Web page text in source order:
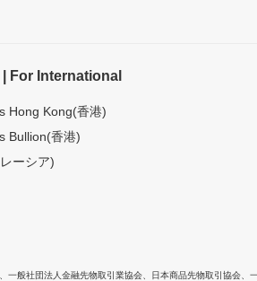
For International
Hong Kong(香港)
Bullion(香港)
ーシア)
一般社団法人金融先物取引業協会 日本商品先物取引協会